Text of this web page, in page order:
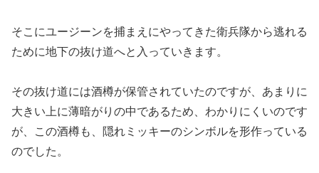
そこにユージーンを捕まえにやってきた衛兵隊から逃れる
ために地下の抜け道へと入っていきます。
その抜け道には酒樽が保管されていたのですが、あまりに
大きい上に薄暗がりの中であるため、わかりにくいのです
が、この酒樽も、隠れミッキーのシンボルを形作っている
のでした。